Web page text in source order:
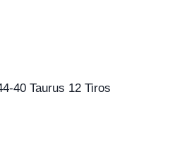
40 Taurus 12 Tiros